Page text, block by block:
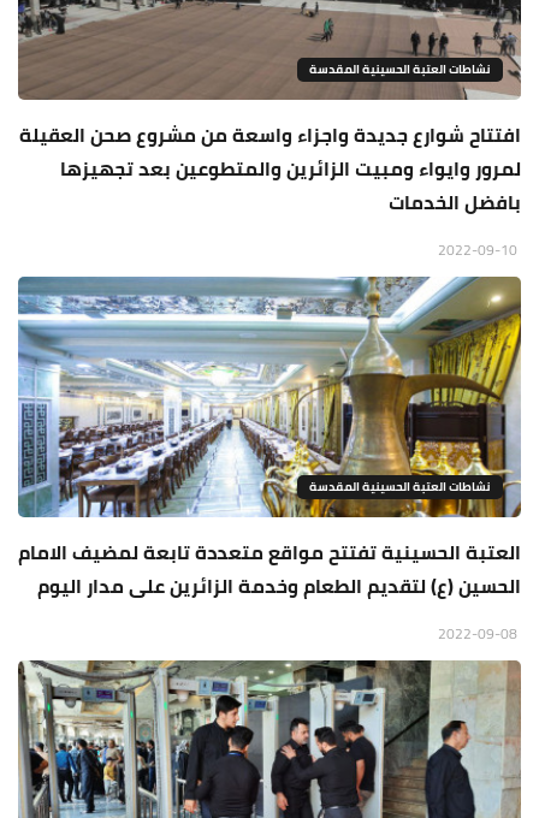
نشاطات العتبة الحسينية المقدسة
افتتاح شوارع جديدة واجزاء واسعة من مشروع صحن العقيلة
لمرور وايواء ومبيت الزائرين والمتطوعين بعد تجهيزها
بافضل الخدمات
نشاطات العتبة الحسينية المقدسة
العتبة الحسينية تفتتح مواقع متعددة تابعة لمضيف الامام
الحسين (ع) لتقديم الطعام وخدمة الزائرين على مدار اليوم